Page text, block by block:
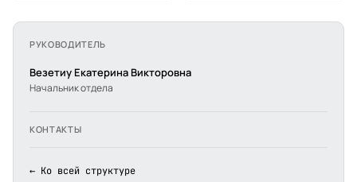
РУКОВОДИТЕЛЬ
Везетиу Екатерина Викторовна
Начальник отдела
КОНТАКТЫ
← Ко всей структуре